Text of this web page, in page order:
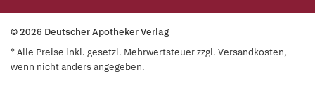
© 2026 Deutscher Apotheker Verlag
* Alle Preise inkl. gesetzl. Mehrwertsteuer zzgl. Versandkosten,
wenn nicht anders angegeben.